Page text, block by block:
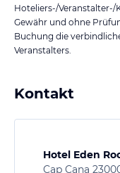
Hoteliers-/
Gewähr und ohne
Buchung die
Veranstalters.
Kontakt
Hotel Eden
Cap Cana